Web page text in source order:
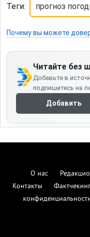
Теги: прогноз
Почему вы можете
Читайте без
Добавьте в
подпишитесь на
Добавить
О нас
Контакты
Фактчекинг